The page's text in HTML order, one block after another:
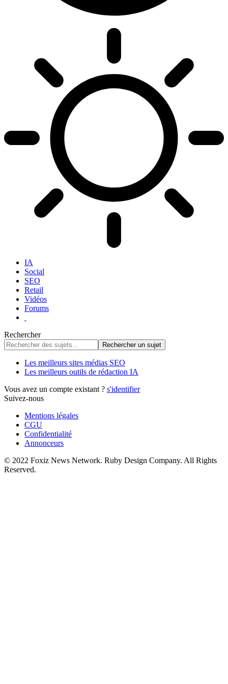
IA
Social
SEO
Retail
Vidéos
Forums
Rechercher
Les meilleurs sites médias SEO
Les meilleurs outils de rédaction IA
Vous avez un compte existant ? s'identifier
Suivez-nous
Mentions légales
CGU
Confidentialité
Annonceurs
© 2022 Foxiz News Network. Ruby Design Company. All Rights
Reserved.